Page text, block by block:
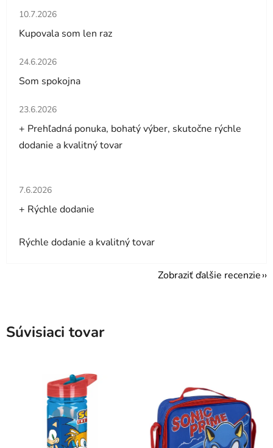
Hodnotenie obchodu je 5 z 5 hviezdičiek.
10.7.2026
Kupovala som len raz
Hodnotenie obchodu je 5 z 5 hviezdičiek.
24.6.2026
Som spokojna
Hodnotenie obchodu je 5 z 5 hviezdičiek.
23.6.2026
+ Prehľadná ponuka, bohatý výber, skutočne rýchle
dodanie a kvalitný tovar
Hodnotenie obchodu je 5 z 5 hviezdičiek.
7.6.2026
+ Rýchle dodanie
Rýchle dodanie a kvalitný tovar
Zobraziť ďalšie recenzie
Súvisiaci tovar